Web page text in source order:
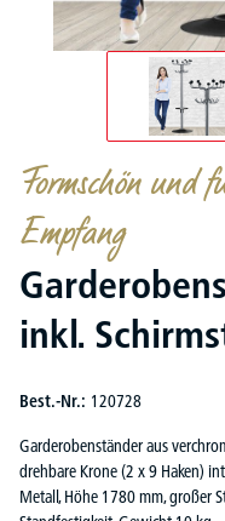
Formschön und
Empfang
inkl.
Best.-Nr.: 120728
Garderobenständer aus
drehbare Krone (2 x 9 Haken)
Metall, Höhe 1780 mm, großer